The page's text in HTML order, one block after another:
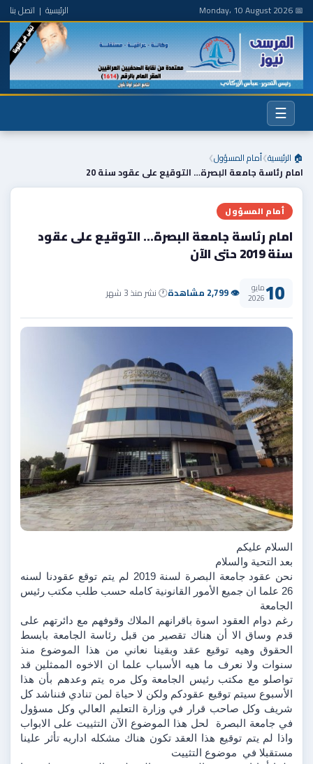
📅 Monday، 10 August 2026 الرئيسية | اتصل بنا
☰
🏠 الرئيسية❯أمام المسؤول❯
امام رئاسة جامعة البصرة… التوقيع على عقود سنة 20
أمام المسؤول
امام رئاسة جامعة البصرة… التوقيع على عقود
سنة 2019 حتى الآن
10مايو
2026 👁 2,799 مشاهدة 🕐 نشر منذ 3 شهر
السلام عليكم
بعد التحية والسلام
الجامعة
مستقبلا في  موضوع التثييت